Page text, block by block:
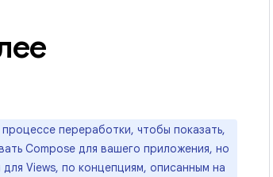
переработки, чтобы показать,
Compose для вашего приложения, но
Views, по концепциям, описанным на